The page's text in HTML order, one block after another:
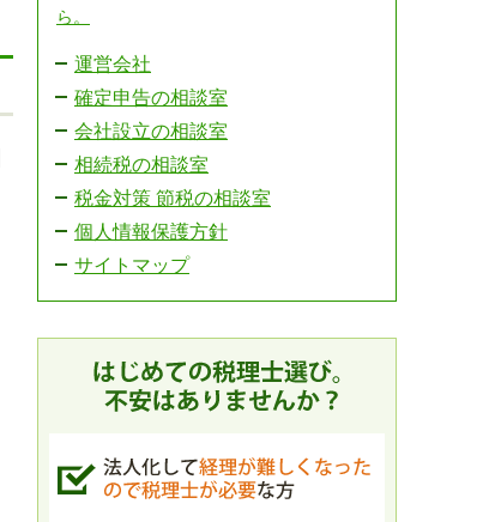
ら。
運営会社
確定申告の相談室
会社設立の相談室
相続税の相談室
税金対策 節税の相談室
個人情報保護方針
サイトマップ